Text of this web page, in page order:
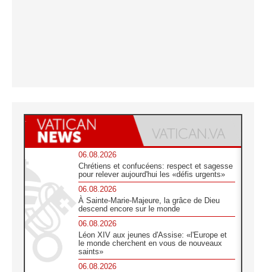
06.08.2026
Chrétiens et confucéens: respect et sagesse
pour relever aujourd'hui les «défis urgents»
06.08.2026
À Sainte-Marie-Majeure, la grâce de Dieu
descend encore sur le monde
06.08.2026
Léon XIV aux jeunes d'Assise: «l'Europe et
le monde cherchent en vous de nouveaux
saints»
06.08.2026